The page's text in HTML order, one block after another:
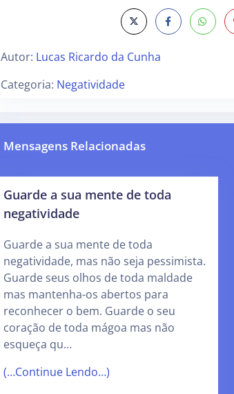
Autor: Lucas Ricardo da Cunha
Categoria: Negatividade
Mensagens Relacionadas
Guarde a sua mente de toda
negatividade
Guarde a sua mente de toda
negatividade, mas não seja pessimista.
Guarde seus olhos de toda maldade
mas mantenha-os abertos para
reconhecer o bem. Guarde o seu
coração de toda mágoa mas não
esqueça qu…
(…Continue Lendo…)